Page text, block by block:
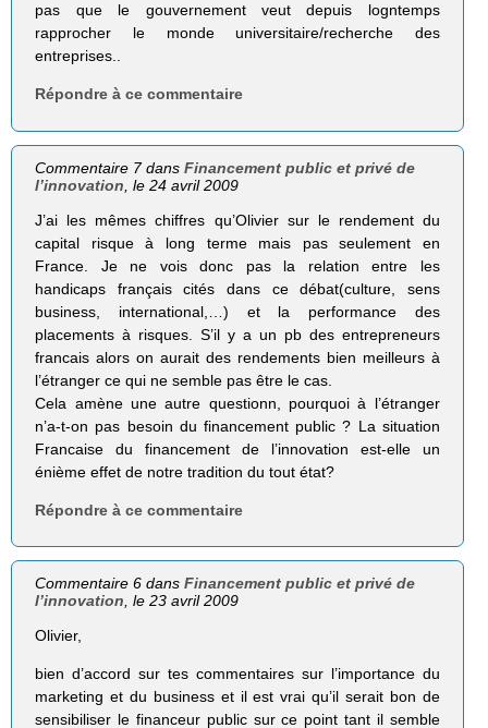
pas que le gouvernement veut depuis logntemps
rapprocher le monde universitaire/recherche des
entreprises..
Répondre à ce commentaire
Commentaire 7 dansFinancement public et privé de
l’innovation , le 24 avril 2009
J’ai les mêmes chiffres qu’Olivier sur le rendement du
capital risque à long terme mais pas seulement en
France. Je ne vois donc pas la relation entre les
handicaps français cités dans ce débat(culture, sens
business, international,…) et la performance des
placements à risques. S’il y a un pb des entrepreneurs
francais alors on aurait des rendements bien meilleurs à
l’étranger ce qui ne semble pas être le cas.
Cela amène une autre questionn, pourquoi à l’étranger
n’a-t-on pas besoin du financement public ? La situation
Francaise du financement de l’innovation est-elle un
énième effet de notre tradition du tout état?
Répondre à ce commentaire
Commentaire 6 dansFinancement public et privé de
l’innovation , le 23 avril 2009
Olivier,
bien d’accord sur tes commentaires sur l’importance du
marketing et du business et il est vrai qu’il serait bon de
sensibiliser le financeur public sur ce point tant il semble